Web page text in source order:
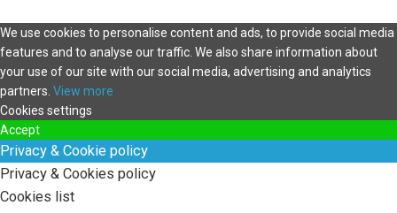
We use cookies to personalise content and ads, to provide social media
features and to analyse our traffic. We also share information about
your use of our site with our social media, advertising and analytics
partners. View more
Cookies settings
Accept
Privacy & Cookie policy
Privacy & Cookies policy
Cookies list